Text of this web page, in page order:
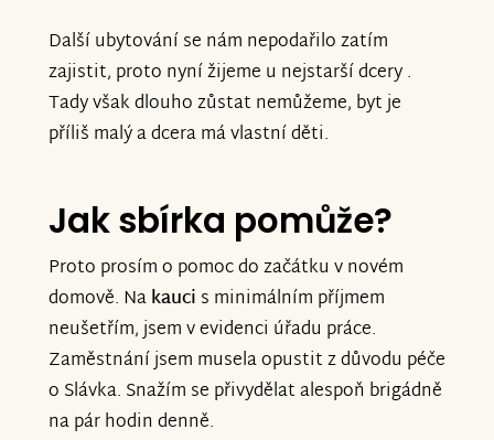
Další ubytování se nám nepodařilo zatím
zajistit, proto nyní žijeme u nejstarší dcery .
Tady však dlouho zůstat nemůžeme, byt je
příliš malý a dcera má vlastní děti.
Jak sbírka pomůže?
Proto prosím o pomoc do začátku v novém
domově. Nakauci s minimálním příjmem
neušetřím, jsem v evidenci úřadu práce.
Zaměstnání jsem musela opustit z důvodu péče
o Slávka. Snažím se přivydělat alespoň brigádně
na pár hodin denně.